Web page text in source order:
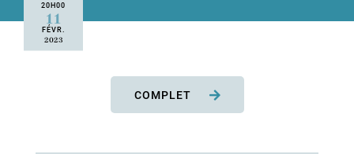
20H00
11
FÉVR.
2023
COMPLET